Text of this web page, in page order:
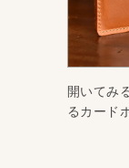
開いてみ
るカード